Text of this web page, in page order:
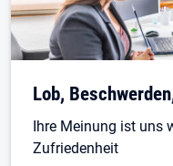
Lob,
Ihre Meinung ist uns
Zufriedenheit